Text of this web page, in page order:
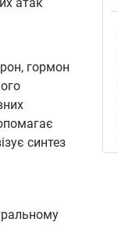
гормон
синтез